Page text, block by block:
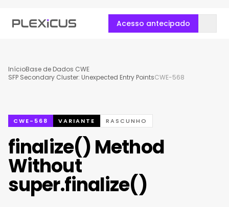
Acesso antecipado
InícioBase de Dados CWE
SFP Secondary Cluster: Unexpected Entry PointsCWE-568
CWE-568 VARIANTE RASCUNHO
finalize() Method
Without
super.finalize()